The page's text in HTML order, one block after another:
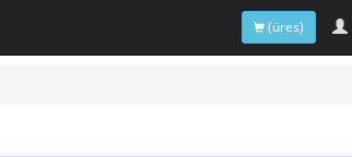
(üres)